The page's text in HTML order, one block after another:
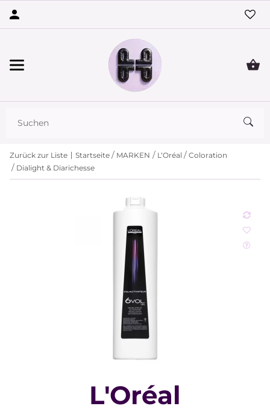
Zurück zur Liste Startseite MARKEN L‘Oréal
Coloration
Dialight & Diarichesse
L'Oréal